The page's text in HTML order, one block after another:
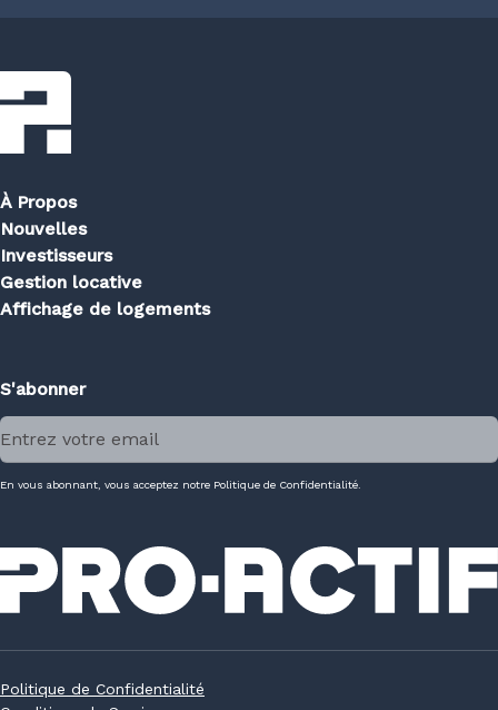
À Propos
Nouvelles
Investisseurs
Gestion locative
Affichage de logements
S'abonner
En vous abonnant, vous acceptez notre Politique de Confidentialité.
Politique de Confidentialité